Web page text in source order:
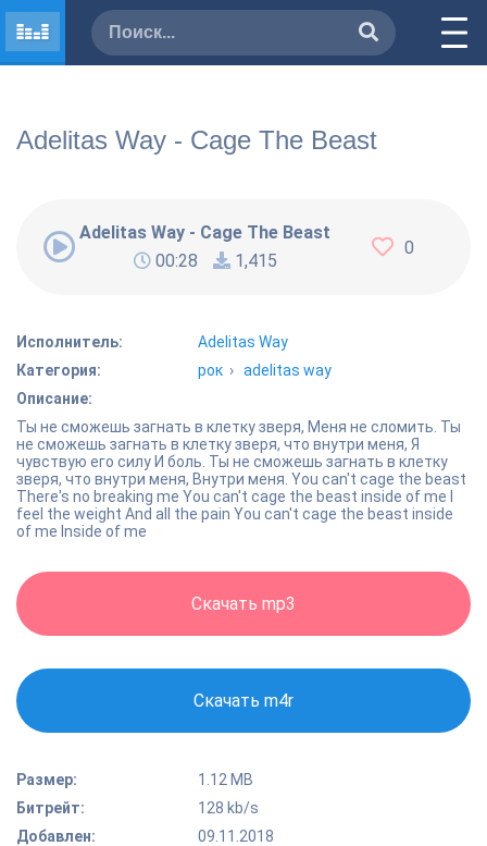
Adelitas Way - Cage The Beast
Adelitas Way - Cage The Beast
00:28
1,415
0
Исполнитель:
Adelitas Way
Категория:
рок ›adelitas way
Описание:
Ты не сможешь загнать в клетку зверя, Меня не сломить. Ты
не сможешь загнать в клетку зверя, что внутри меня, Я
чувствую его силу И боль. Ты не сможешь загнать в клетку
зверя, что внутри меня, Внутри меня. You can't cage the beast
There's no breaking me You can't cage the beast inside of me I
feel the weight And all the pain You can't cage the beast inside
of me Inside of me
Скачать mp3
Скачать m4r
Размер:
1.12 MB
Битрейт:
128 kb/s
Добавлен:
09.11.2018